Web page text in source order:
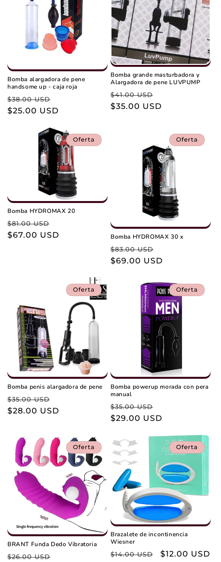
Bomba alargadora de pene
handsome up - caja roja
Precio
habitual
$38.00 USD
de
$25.00 USD
Bomba grande masturbadora y
Alargadora de pene LUVPUMP
Precio
habitual
$41.00 USD
de
$35.00 USD
Oferta
Bomba HYDROMAX 20
Precio
habitual
$81.00 USD
de
$67.00 USD
Oferta
Bomba HYDROMAX 30 x
Precio
habitual
$83.00 USD
de
$69.00 USD
Oferta
Bomba penis alargadora de pene
Precio
habitual
$35.00 USD
de
$28.00 USD
Oferta
Bomba powerup morada con pera
manual
Precio
habitual
$35.00 USD
de
$29.00 USD
Oferta
BRANT Funda Dedo Vibratoria
Precio
$26.00 USD
Oferta
Brazalete de incontinencia
Wiesner
Precio
$14.00 USD
Precio
$12.00 USD